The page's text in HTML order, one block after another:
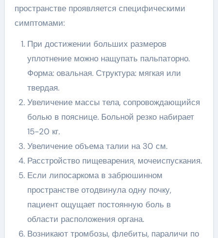
пространстве проявляется специфическими
симптомами:
При достижении больших размеров
уплотнение можно нащупать пальпаторно.
Форма: овальная. Структура: мягкая или
твердая.
Увеличение массы тела, сопровождающийся
болью в пояснице. Больной резко набирает
15-20 кг.
Увеличение объема талии на 30 см.
Расстройство пищеварения, мочеиспускания.
Если липосаркома в забрюшинном
пространстве отодвинула одну почку,
пациент ощущает постоянную боль в
области расположения органа.
Возникают тромбозы, флебиты, параличи по